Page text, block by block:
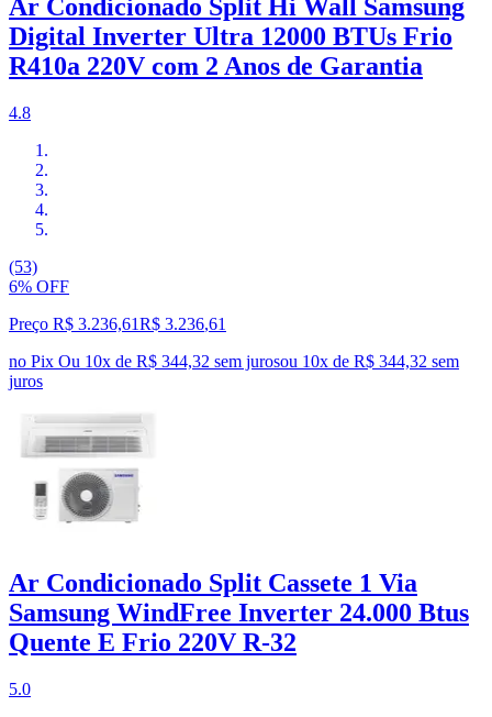
Ar Condicionado Split Hi Wall Samsung
Digital Inverter Ultra 12000 BTUs Frio
R410a 220V com 2 Anos de Garantia
4.8
(53)
6% OFF
Preço R$ 3.236,61R$ 3.236,61
no Pix Ou 10x de R$ 344,32 sem jurosou 10x de R$ 344,32 sem
juros
Ar Condicionado Split Cassete 1 Via
Samsung WindFree Inverter 24.000 Btus
Quente E Frio 220V R-32
5.0